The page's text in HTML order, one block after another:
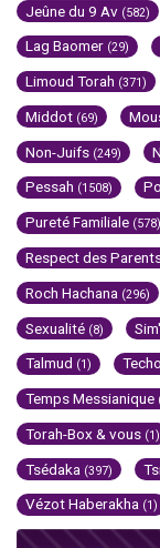
Jeûne du 9 Av (582)
Lag Baomer (29)
Limoud Torah (371)
Middot (69)
Non-Juifs (249)
Pessah (1508)
Pureté Familiale (578)
Respect des
Roch Hachana (296)
Sexualité (8)
Talmud (1)
Temps Messianique
Torah-Box & vous (1)
Tsédaka (397)
Vézot Haberakha (1)